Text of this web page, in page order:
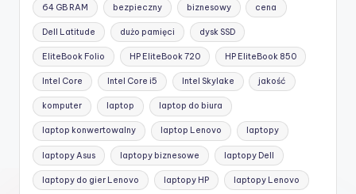
64 GB RAM bezpieczny biznesowy cena
Dell Latitude dużo pamięci dysk SSD
EliteBook Folio HP EliteBook 720 HP EliteBook 850
Intel Core Intel Core i5 Intel Skylake jakość
komputer laptop laptop do biura
laptop konwertowalny laptop Lenovo laptopy
laptopy Asus laptopy biznesowe laptopy Dell
laptopy do gier Lenovo laptopy HP laptopy Lenovo